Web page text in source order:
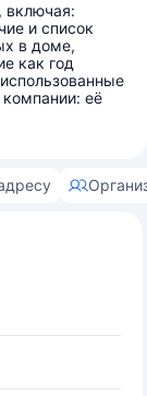
включая:
и список
в доме,
как год
её